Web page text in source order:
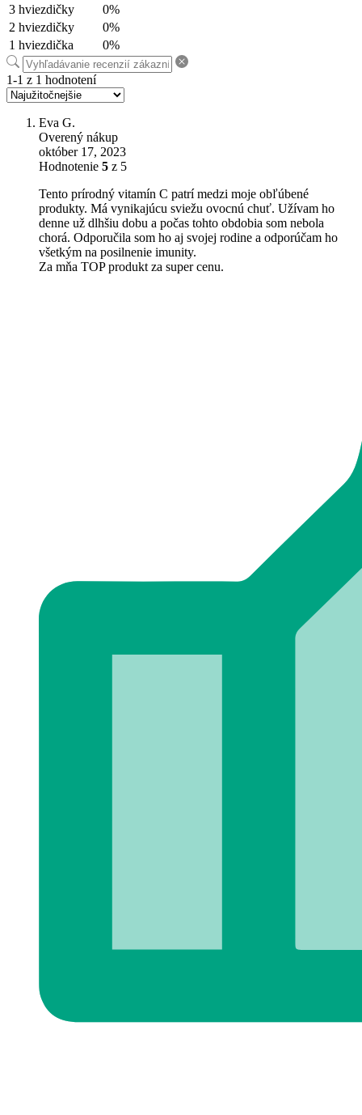
3 hviezdičky
0%
2 hviezdičky
0%
1 hviezdička
0%
1-1 z 1 hodnotení
Eva G.
Overený nákup
október 17, 2023
Hodnotenie 5 z 5
Tento prírodný vitamín C patrí medzi moje obľúbené
produkty. Má vynikajúcu sviežu ovocnú chuť. Užívam ho
denne už dlhšiu dobu a počas tohto obdobia som nebola
chorá. Odporučila som ho aj svojej rodine a odporúčam ho
všetkým na posilnenie imunity.
Za mňa TOP produkt za super cenu.